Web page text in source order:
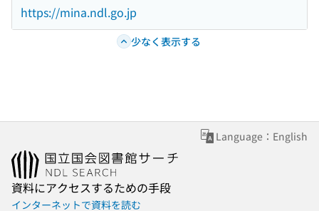
https://mina.ndl.go.jp
少なく表示する
Language：English
資料にアクセスするための手段
インターネットで資料を読む